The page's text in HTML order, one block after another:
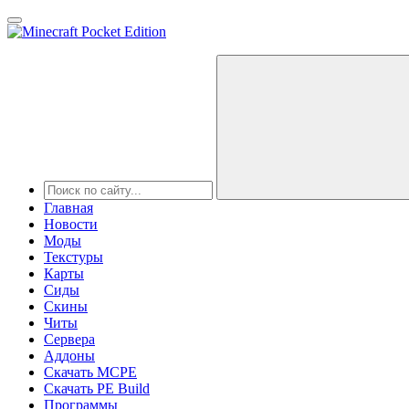
Главная
Новости
Моды
Текстуры
Карты
Сиды
Cкины
Читы
Сервера
Аддоны
Скачать MCPE
Скачать PE Build
Программы